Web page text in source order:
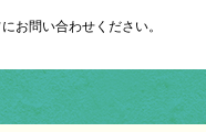
お問い合わせください。